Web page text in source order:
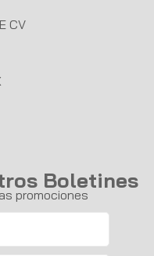
CV
Boletines
promociones